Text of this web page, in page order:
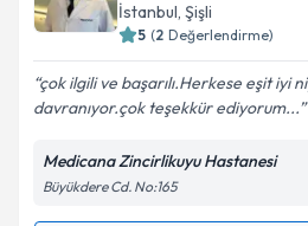
E-posta Adresiniz
Metni 'ni okudum ve
kapsamda işlenmesini
İstanbul, Şişli
5 (2 Değerlendirme)
çok ilgili ve başarılı.Herkese eşit iyi
davranıyor.çok teşekkür ediyorum...
Medicana Zincirlikuyu Hastanesi
Büyükdere Cd. No:165